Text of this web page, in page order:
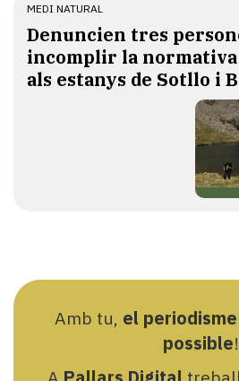
MEDI NATURAL
Denuncien tres
incomplir la normativa
als estanys de Sotllo i
Amb tu, el
possible!